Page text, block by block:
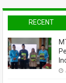
RECENT